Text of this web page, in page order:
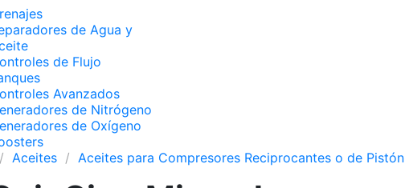
de Agua y
de Flujo
Avanzados
de Nitrógeno
de Oxígeno
Aceites Aceites para Compresores Reciprocantes o de Pistón